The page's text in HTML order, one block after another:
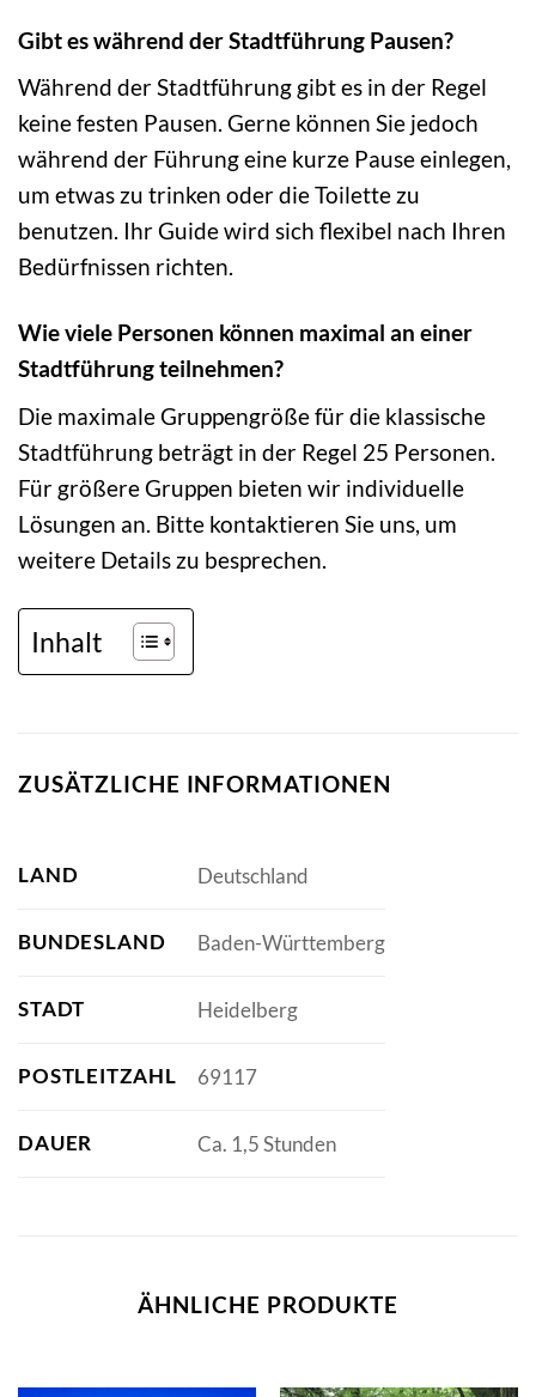
Gibt es während der Stadtführung Pausen?
Während der Stadtführung gibt es in der Regel
keine festen Pausen. Gerne können Sie jedoch
während der Führung eine kurze Pause einlegen,
um etwas zu trinken oder die Toilette zu
benutzen. Ihr Guide wird sich flexibel nach Ihren
Bedürfnissen richten.
Wie viele Personen können maximal an einer
Stadtführung teilnehmen?
Die maximale Gruppengröße für die klassische
Stadtführung beträgt in der Regel 25 Personen.
Für größere Gruppen bieten wir individuelle
Lösungen an. Bitte kontaktieren Sie uns, um
weitere Details zu besprechen.
Inhalt
ZUSÄTZLICHE INFORMATIONEN
LAND Deutschland
BUNDESLAND Baden-Württemberg
STADT Heidelberg
POSTLEITZAHL 69117
DAUER Ca. 1,5 Stunden
ÄHNLICHE PRODUKTE